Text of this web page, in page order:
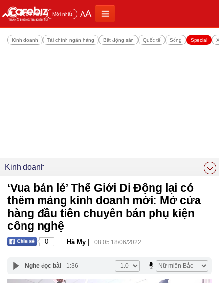
Đọc nhiều Mới nhất AA
Kinh doanh Tài chính ngân hàng Bất động sản Quốc tế Sống Special
Kinh doanh
‘Vua bán lẻ’ Thế Giới Di Động lại có
thêm mảng kinh doanh mới: Mở cửa
hàng đầu tiên chuyên bán phụ kiện
công nghệ
0 | Hà My | 08:05 18/06/2022
Nghe đọc bài 1:36